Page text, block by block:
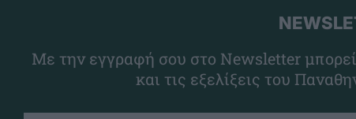
Με την εγγραφή σου στο Newsletter
και τις εξελίξεις του